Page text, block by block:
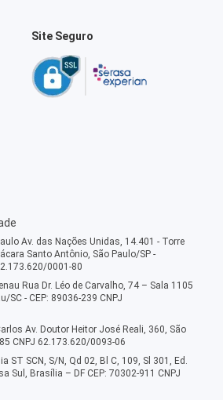
Site Seguro
Av. das Nações Unidas, 14.401 - Torre
Santo Antônio, São Paulo/SP -
0001-80
Rua Dr. Léo de Carvalho, 74 – Sala 1105
SC - CEP: 89036-239 CNPJ
Av. Doutor Heitor José Reali, 360, São
CNPJ 62.173.620/0093-06
ST SCN, S/N, Qd 02, Bl C, 109, Sl 301, Ed.
Sul, Brasília – DF CEP: 70302-911 CNPJ